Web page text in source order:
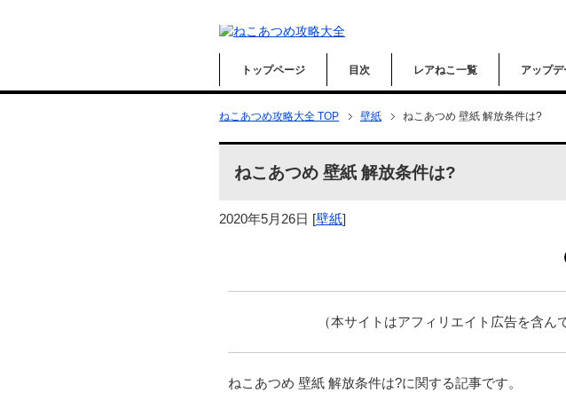
トップページ 目次 レアねこ一覧 アップデ
ねこあつめ攻略大全 TOP 壁紙 ねこあつめ 壁紙 解放条件は?
ねこあつめ 壁紙 解放条件は?
2020年5月26日 [壁紙]
（本サイトはアフィリエイト広告を含ん
ねこあつめ 壁紙 解放条件は?に関する記事です。